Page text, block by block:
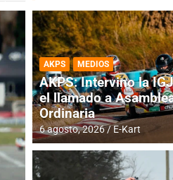
AKPS MEDIOS
AKPS: Intervino la
el llamado a
Ordinaria
6 agosto, 2026 E-Kart